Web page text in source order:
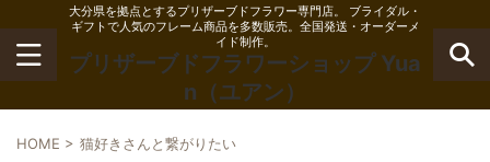
大分県を拠点とするプリザーブドフラワー専門店。 ブライダル・
ギフトで人気のフレーム商品を多数販売。全国発送・オーダーメ
イド制作。
プリザーブドフラワーショップ Yua
n（ユアン）
HOME > 猫好きさんと繋がりたい